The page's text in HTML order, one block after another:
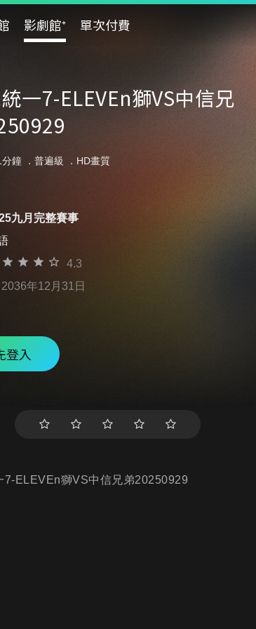
影劇館⁺ 單次付費
一7-ELEVEn獅VS中信兄
鐘 ． 普遍級 ．HD畫質
九月完整賽事
4.3
年12月31日
登入
7-ELEVEn獅VS中信兄弟20250929